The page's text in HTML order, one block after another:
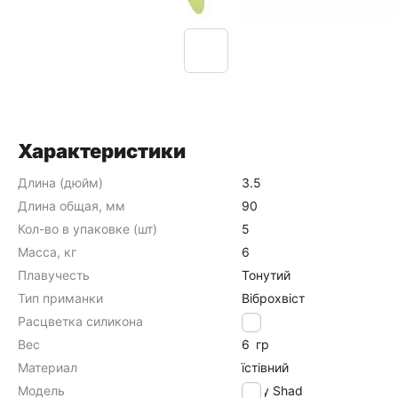
Характеристики
Длина (дюйм)
3.5
Длина общая, мм
90
Кол-во в упаковке (шт)
5
Масса, кг
6
Плавучесть
Тонутий
Тип приманки
Віброхвіст
Расцветка силикона
247
Вес
6 гр
Материал
їстівний
Модель
Easy Shad